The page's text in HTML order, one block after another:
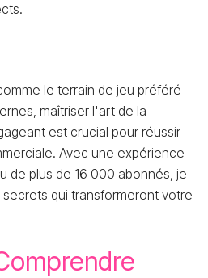
le terrain de jeu préféré
maîtriser l'art de la
est crucial pour réussir
Avec une expérience
de plus de 16 000 abonnés, je
qui transformeront votre